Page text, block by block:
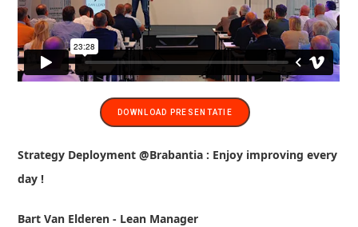
DOWNLOAD PRESENTATIE
Strategy Deployment @Brabantia : Enjoy improving every
day !
Bart Van Elderen - Lean Manager